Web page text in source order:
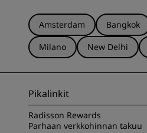
Amsterdam Bangkok
Milano
New Delhi
Pikalinkit
Radisson Rewards
Parhaan verkkohinnan takuu